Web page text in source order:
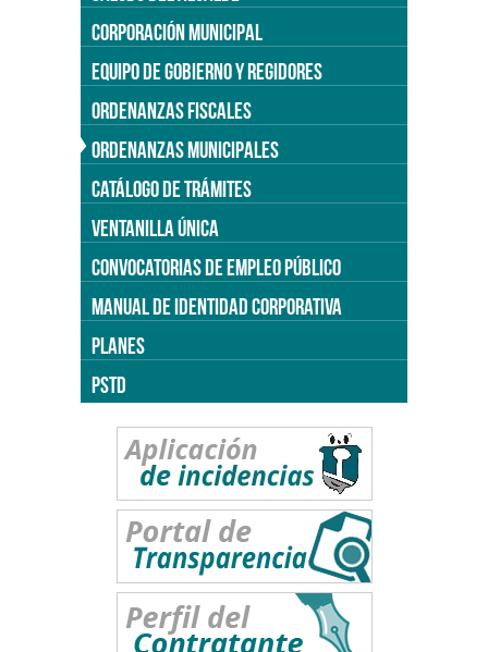
CORPORACIÓN MUNICIPAL
EQUIPO DE GOBIERNO Y REGIDORES
ORDENANZAS FISCALES
ORDENANZAS MUNICIPALES
CATÁLOGO DE TRÁMITES
VENTANILLA ÚNICA
CONVOCATORIAS DE EMPLEO PÚBLICO
MANUAL DE IDENTIDAD CORPORATIVA
PLANES
PSTD